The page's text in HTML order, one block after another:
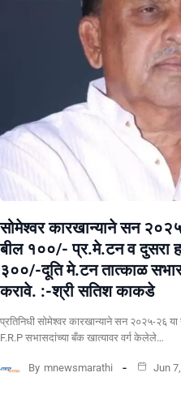
सोमेश्वर कारखान्याने सन
बील १००/- प्र.मे.टन व दुसरा
३००/-दूति मे.टन तात्काळ
करावे. :-श्री सतिश काकडे
प्रतिनिधी सोमेश्वर कारखान्याने सन २०२५-२६
F.R.P सभासदांच्या बँक खात्यावर वर्ग केलेले…
By mnewsmarathi Jun